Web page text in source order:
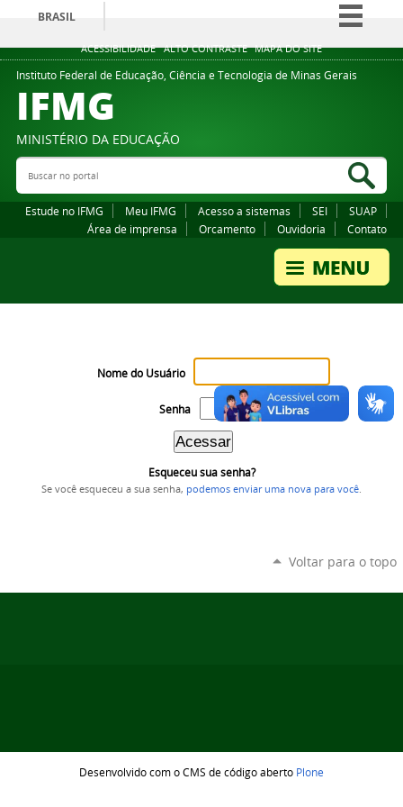
ACESSIBILIDADE ALTO CONTRASTE MAPA DO SITE
BRASIL
Simplifique!
Comunica BR
Legislação
Instituto Federal de Educação, Ciência e Tecnologia de Minas Gerais
IFMG
MINISTÉRIO DA EDUCAÇÃO
Buscar no portal
Estude no IFMG Meu IFMG Acesso a sistemas SEI
SUAP
Área de imprensa
Orcamento Ouvidoria Contato
Nome do Usuário
Senha
Esqueceu sua senha?
Se você esqueceu a sua senha, podemos enviar uma nova para você
Voltar para o topo
Desenvolvido com o CMS de código aberto Plone